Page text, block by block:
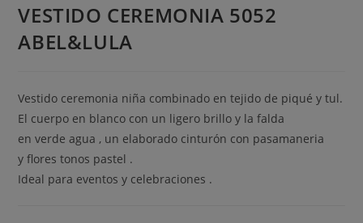
VESTIDO CEREMONIA 5052
ABEL&LULA
Vestido ceremonia niña combinado en tejido de piqué y tul.
El cuerpo en blanco con un ligero brillo y la falda
en verde agua , un elaborado cinturón con pasamaneria
y flores tonos pastel .
Ideal para eventos y celebraciones .